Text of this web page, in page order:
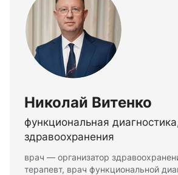
Николай Витенко
функциональная
здравоохранения
врач — организатор
терапевт, врач функциональной